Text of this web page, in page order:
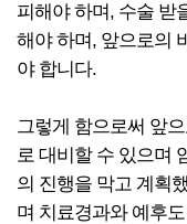
피해야 하며, 수술 받
해야 하며, 앞으로의
야 합니다.
그렇게 함으로써 앞
로 대비할 수 있으며
의 진행을 막고 계획
며 치료경과와 예후